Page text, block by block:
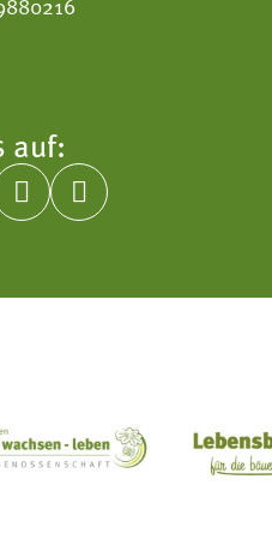
auf:
 
Sozialgenossenschaft Mit